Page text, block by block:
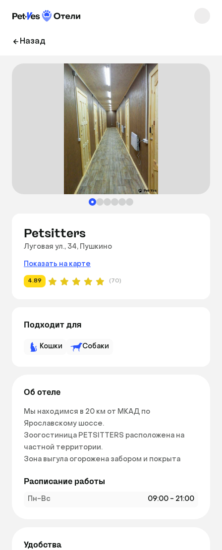
Назад
Petsitters
Луговая ул., 34, Пушкино
Показать на карте
4.89 (70)
Подходит для
Кошки Собаки
Об отеле
Мы находимся в 20 км от МКАД по
Ярославскому шоссе.
Зоогостиница PETSITTERS расположена на
частной территории.
Зона выгула огорожена забором и покрыта
безопасность.
Выгул животных осуществляется 3 раза в
Расписание работы
Пн-Вс 09:00 - 21:00
Удобства